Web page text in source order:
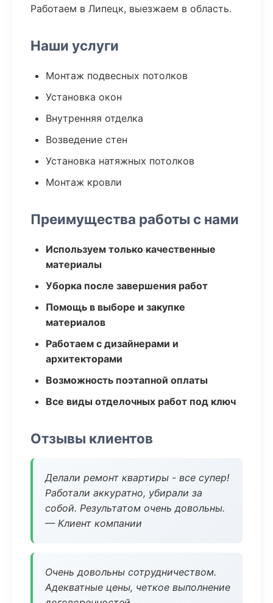
Работаем в Липецк, выезжаем в область.
Наши услуги
Монтаж подвесных потолков
Установка окон
Внутренняя отделка
Возведение стен
Установка натяжных потолков
Монтаж кровли
Преимущества работы с нами
Используем только качественные
материалы
Уборка после завершения работ
Помощь в выборе и закупке
материалов
Работаем с дизайнерами и
архитекторами
Возможность поэтапной оплаты
Все виды отделочных работ под ключ
Отзывы клиентов
Делали ремонт квартиры - все супер!
Работали аккуратно, убирали за
собой. Результатом очень довольны.
— Клиент компании
Очень довольны сотрудничеством.
Адекватные цены, четкое выполнение